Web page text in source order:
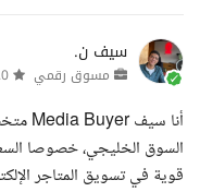
سيف ن.
مسوق رقمي
السوق الخليجي، خصوصا
قوية في تسويق المتاجر